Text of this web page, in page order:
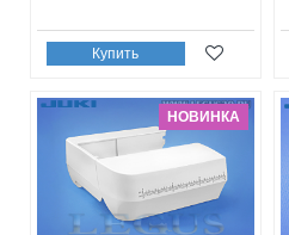
Купить
НОВИНКА